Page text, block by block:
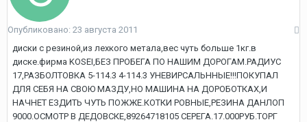
Опубликовано: 23 августа 2011
диски с резиной,из лехкого метала,вес чуть больше 1кг.в
диске.фирма KOSEI,БЕЗ ПРОБЕГА ПО НАШИМ ДОРОГАМ.РАДИУС
17,РАЗБОЛТОВКА 5-114.3 4-114.3 УНЕВИРСАЛЬННЫЕ!!!ПОКУПАЛ
ДЛЯ СЕБЯ НА СВОЮ МАЗДУ,НО МАШИНА НА ДОРОБОТКАХ,И
НАЧНЕТ ЕЗДИТЬ ЧУТЬ ПОЖЖЕ.КОТКИ РОВНЫЕ,РЕЗИНА ДАНЛОП
9000.ОСМОТР В ДЕДОВСКЕ,89264718105 СЕРЕГА.17.000РУБ.ТОРГ